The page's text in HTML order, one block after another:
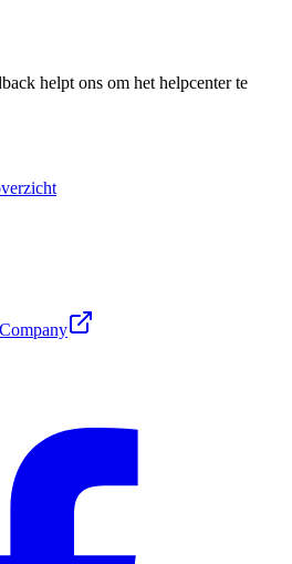
helpt ons om het helpcenter te